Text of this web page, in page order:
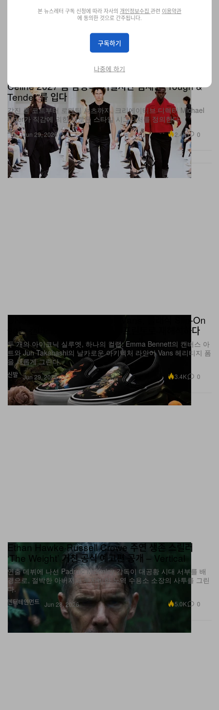
패션
Celine 2027 봄 남성복, 거칠지만 섬세한 “Tough &
Tender”를 입다
각진 롱 코트부터 로맨틱 셔츠까지, 크리에이티브 디렉터 Michael
Rider가 직감에 의한 새로운 스타일 시그니처를 정의한다.
Jun 29, 2026 2.4K 0
신발
UNDERCOVER x OTW by Vans, 클래식 Slip-On
98는 캔버스로, Sk8-Hi는 블루프린트로 재해석하다
두 개의 아이코닉 실루엣, 하나의 컬랩: Emma Bennett의 캔버스 아
트와 Jun Takahashi의 날카로운 아키텍처 라인이 Vans 헤리티지 폼
을 새롭게 그린다.
Jun 29, 2026 3.4K 0
엔터테인먼트
Ethan Hawke·Russell Crowe 주연 생존 스릴러
‘The Weight’ 거친 공식 예고편 공개 – Vertical
연출 데뷔에 나선 Padraic McKinley 감독이 대공황 시대 서부를 배
경으로, 절박한 아버지와 무자비한 노역 수용소 소장의 사투를 그린
다.
Jun 28, 2026 5.0K 0
본 뉴스레터 구독 신청에 따라 자사의 개인정보수집 관련 이용약관
에 동의한 것으로 간주됩니다.
구독하기
나중에 하기